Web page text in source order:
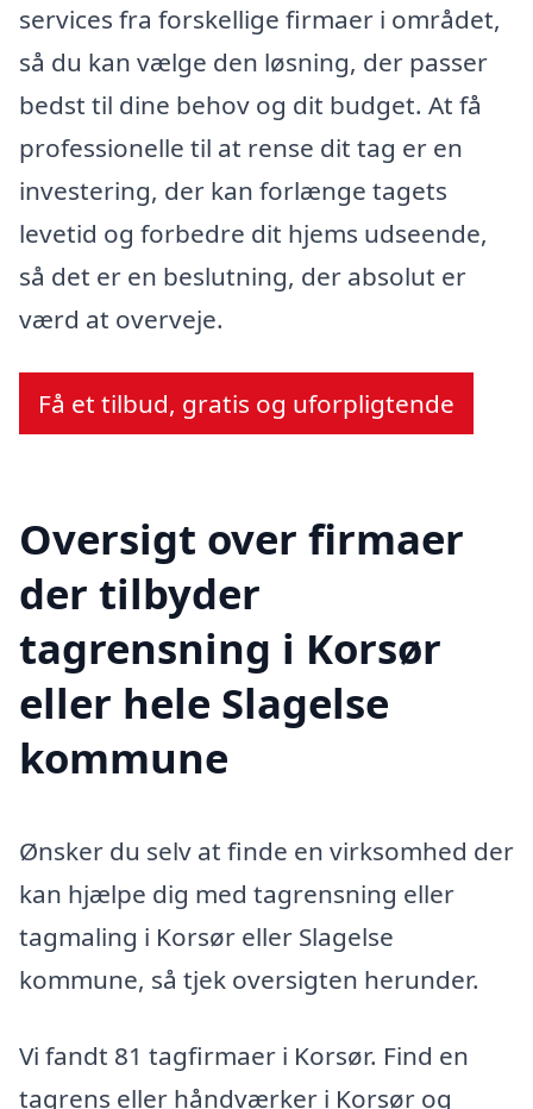
services fra forskellige firmaer i området,
så du kan vælge den løsning, der passer
bedst til dine behov og dit budget. At få
professionelle til at rense dit tag er en
investering, der kan forlænge tagets
levetid og forbedre dit hjems udseende,
så det er en beslutning, der absolut er
værd at overveje.
Få et tilbud, gratis og uforpligtende
Oversigt over firmaer
der tilbyder
tagrensning i Korsør
eller hele Slagelse
kommune
Ønsker du selv at finde en virksomhed der
kan hjælpe dig med tagrensning eller
tagmaling i Korsør eller Slagelse
kommune, så tjek oversigten herunder.
Vi fandt 81 tagfirmaer i Korsør. Find en
tagrens eller håndværker i Korsør og